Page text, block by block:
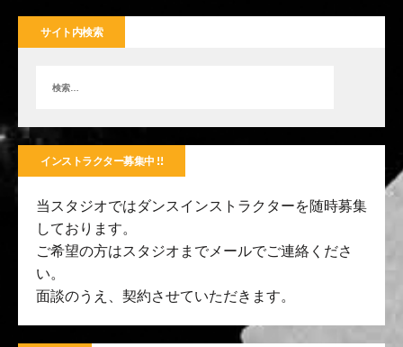
サイト内検索
インストラクター募集中 !!
当スタジオではダンスインストラクターを随時募集
しております。
ご希望の方はスタジオまでメールでご連絡くださ
い。
面談のうえ、契約させていただきます。